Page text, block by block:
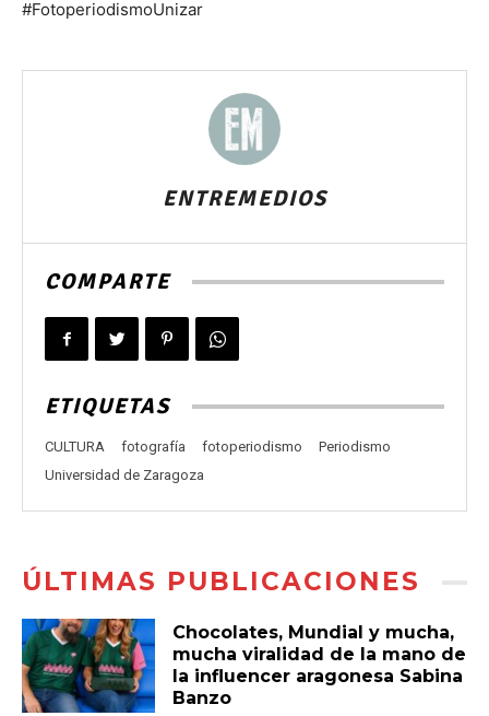
#FotoperiodismoUnizar
ENTREMEDIOS
COMPARTE
ETIQUETAS
CULTURA fotografía fotoperiodismo
Periodismo
Universidad de Zaragoza
ÚLTIMAS PUBLICACIONES
Chocolates, Mundial y mucha,
mucha viralidad de la mano de
la influencer aragonesa Sabina
Banzo